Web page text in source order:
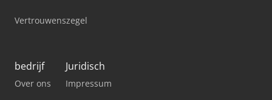
Vertrouwenszegel
bedrijf
Over ons
Juridisch
Impressum